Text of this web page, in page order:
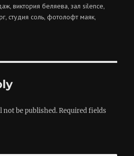
,виктория беляева,зал silence,
,студия соль,фотолофт маяк,
not be published. Required fields